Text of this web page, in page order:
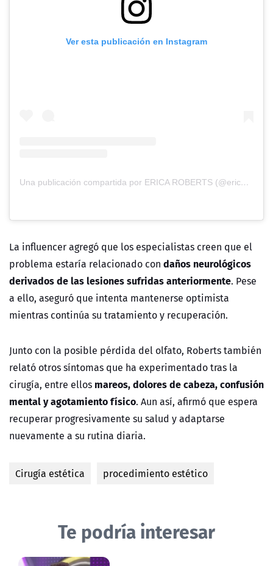
Ver esta publicación en Instagram
Una publicación compartida por ERICA ROBERTS (@ericarobertss_)
La influencer agregó que los especialistas creen que el
problema estaría relacionado con daños neurológicos
derivados de las lesiones sufridas anteriormente. Pese
a ello, aseguró que intenta mantenerse optimista
mientras continúa su tratamiento y recuperación.
Junto con la posible pérdida del olfato, Roberts también
relató otros síntomas que ha experimentado tras la
cirugía, entre ellos mareos, dolores de cabeza, confusión
mental y agotamiento físico. Aun así, afirmó que espera
recuperar progresivamente su salud y adaptarse
nuevamente a su rutina diaria.
Cirugía estética procedimiento estético
Te podría interesar